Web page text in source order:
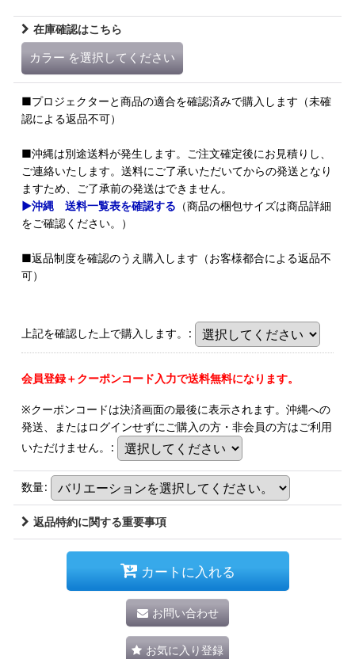
在庫確認はこちら
カラー を選択してください
■プロジェクターと商品の適合を確認済みで購入します（未確
認による返品不可）
■沖縄は別途送料が発生します。ご注文確定後にお見積りし、
ご連絡いたします。送料にご了承いただいてからの発送となり
ますため、ご了承前の発送はできません。
▶沖縄 送料一覧表を確認する （商品の梱包サイズは商品詳細
をご確認ください。）
■返品制度を確認のうえ購入します（お客様都合による返品不
可）
上記を確認した上で購入します。 :
会員登録＋クーポンコード入力で送料無料になります。
※クーポンコードは決済画面の最後に表示されます。沖縄への
発送、またはログインせずにご購入の方・非会員の方はご利用
いただけません。 :
数量:
返品特約に関する重要事項
カートに入れる
お問い合わせ
お気に入り登録